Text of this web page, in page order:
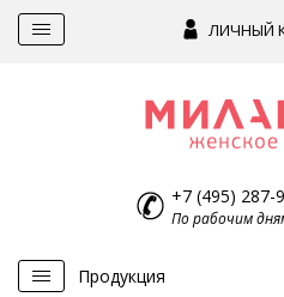
ЛИЧНЫЙ
+7 (495) 287-
По рабочим
Продукция